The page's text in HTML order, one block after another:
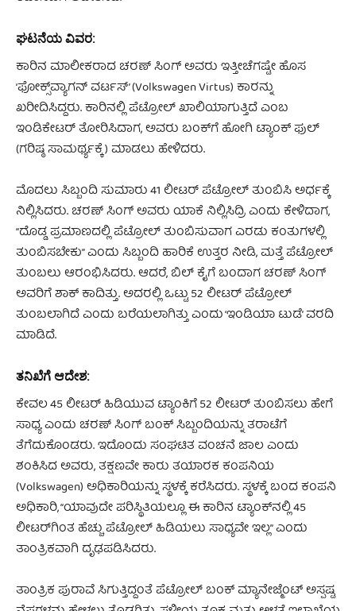
ಘಟನೆಯ ವಿವರ:
ಕಾರಿನ ಮಾಲೀಕರಾದ ಚರಣ್ ಸಿಂಗ್ ಅವರು ಇತ್ತೀಚೆಗಷ್ಟೇ ಹೊಸ
‘ಫೋಕ್ಸ್‌ವ್ಯಾಗನ್ ವರ್ಟಸ್’ (Volkswagen Virtus) ಕಾರನ್ನು
ಖರೀದಿಸಿದ್ದರು. ಕಾರಿನಲ್ಲಿ ಪೆಟ್ರೋಲ್ ಖಾಲಿಯಾಗುತ್ತಿದೆ ಎಂಬ
ಇಂಡಿಕೇಟರ್ ತೋರಿಸಿದಾಗ, ಅವರು ಬಂಕ್‌ಗೆ ಹೋಗಿ ಟ್ಯಾಂಕ್ ಫುಲ್
(ಗರಿಷ್ಠ ಸಾಮರ್ಥ್ಯಕ್ಕೆ) ಮಾಡಲು ಹೇಳಿದರು.
ಮೊದಲು ಸಿಬ್ಬಂದಿ ಸುಮಾರು 41 ಲೀಟರ್ ಪೆಟ್ರೋಲ್ ತುಂಬಿಸಿ ಅರ್ಧಕ್ಕೆ
ನಿಲ್ಲಿಸಿದರು. ಚರಣ್ ಸಿಂಗ್ ಅವರು ಯಾಕೆ ನಿಲ್ಲಿಸಿದ್ರಿ ಎಂದು ಕೇಳಿದಾಗ,
“ದೊಡ್ಡ ಪ್ರಮಾಣದಲ್ಲಿ ಪೆಟ್ರೋಲ್ ತುಂಬಿಸುವಾಗ ಎರಡು ಕಂತುಗಳಲ್ಲಿ
ತುಂಬಿಸಬೇಕು” ಎಂದು ಸಿಬ್ಬಂದಿ ಹಾರಿಕೆ ಉತ್ತರ ನೀಡಿ, ಮತ್ತೆ ಪೆಟ್ರೋಲ್
ತುಂಬಲು ಆರಂಭಿಸಿದರು. ಆದರೆ, ಬಿಲ್ ಕೈಗೆ ಬಂದಾಗ ಚರಣ್ ಸಿಂಗ್
ಅವರಿಗೆ ಶಾಕ್ ಕಾದಿತ್ತು. ಅದರಲ್ಲಿ ಒಟ್ಟು 52 ಲೀಟರ್ ಪೆಟ್ರೋಲ್
ತುಂಬಲಾಗಿದೆ ಎಂದು ಬರೆಯಲಾಗಿತ್ತು ಎಂದು ‘ಇಂಡಿಯಾ ಟುಡೆ’ ವರದಿ
ಮಾಡಿದೆ.
ತನಿಖೆಗೆ ಆದೇಶ:
ಕೇವಲ 45 ಲೀಟರ್ ಹಿಡಿಯುವ ಟ್ಯಾಂಕಿಗೆ 52 ಲೀಟರ್ ತುಂಬಿಸಲು ಹೇಗೆ
ಸಾಧ್ಯ ಎಂದು ಚರಣ್ ಸಿಂಗ್ ಬಂಕ್ ಸಿಬ್ಬಂದಿಯನ್ನು ತರಾಟೆಗೆ
ತೆಗೆದುಕೊಂಡರು. ಇದೊಂದು ಸಂಘಟಿತ ವಂಚನೆ ಜಾಲ ಎಂದು
ಶಂಕಿಸಿದ ಅವರು, ತಕ್ಷಣವೇ ಕಾರು ತಯಾರಕ ಕಂಪನಿಯ
(Volkswagen) ಅಧಿಕಾರಿಯನ್ನು ಸ್ಥಳಕ್ಕೆ ಕರೆಸಿದರು. ಸ್ಥಳಕ್ಕೆ ಬಂದ ಕಂಪನಿ
ಅಧಿಕಾರಿ, “ಯಾವುದೇ ಪರಿಸ್ಥಿತಿಯಲ್ಲೂ ಈ ಕಾರಿನ ಟ್ಯಾಂಕ್‌ನಲ್ಲಿ 45
ಲೀಟರ್‌ಗಿಂತ ಹೆಚ್ಚು ಪೆಟ್ರೋಲ್ ಹಿಡಿಯಲು ಸಾಧ್ಯವೇ ಇಲ್ಲ” ಎಂದು
ತಾಂತ್ರಿಕವಾಗಿ ದೃಢಪಡಿಸಿದರು.
ತಾಂತ್ರಿಕ ಪುರಾವೆ ಸಿಗುತ್ತಿದ್ದಂತೆ ಪೆಟ್ರೋಲ್ ಬಂಕ್ ಮ್ಯಾನೇಜ್ಮೆಂಟ್ ಅಸ್ಪಷ್ಟ